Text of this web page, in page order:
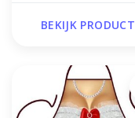
BEKIJK PRODUCT